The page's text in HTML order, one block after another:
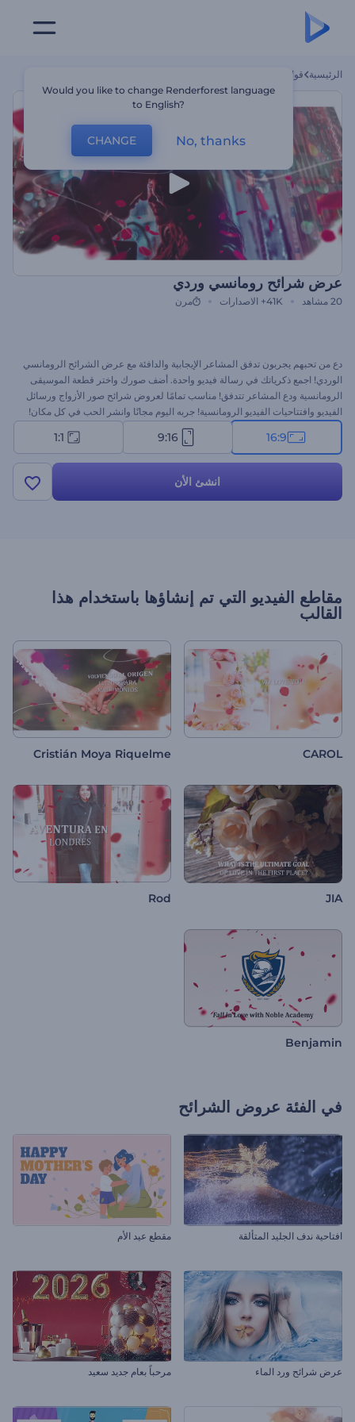
الرئيسية قوالب
عرض شرائح رومانسي وردي
20 مشاهد 41K+ الاصدارات مرن
دع من تحبهم يجربون تدفق المشاعر الإيجابية والدافئة مع عرض الشرائح الرومانسي
الوردي! اجمع ذكرياتك في رسالة فيديو واحدة. أضف صورك واختر قطعة الموسيقى
الرومانسية ودع المشاعر تتدفق! مناسب تمامًا لعروض شرائح صور الأزواج ورسائل
الفيديو وافتتاحيات الفيديو الرومانسية! جربه اليوم مجانًا وانشر الحب في كل مكان!
16:9
9:16
1:1
انشئ الأن
مقاطع الفيديو التي تم إنشاؤها باستخدام هذا
القالب
CAROL
Cristián Moya Riquelme
JIA
Rod
Benjamin
في الفئة عروض الشرائح
افتاحية ندف الجليد المتألقة مقطع عيد الأم
عرض شرائح ورد الماء مرحباً بعام جديد سعيد
Would you like to change Renderforest language
to English?
CHANGE No, thanks